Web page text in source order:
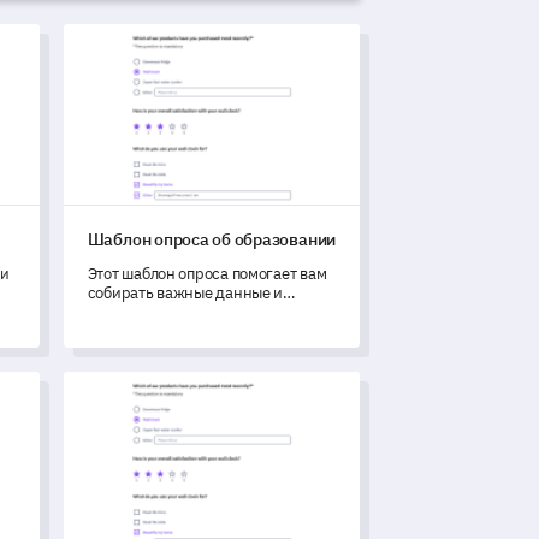
Шаблон опроса об образовании
Шаблон опроса об образовании
Этот шаблон опроса помогает вам
собирать важные данные и
Шаблон опроса по климату в школе